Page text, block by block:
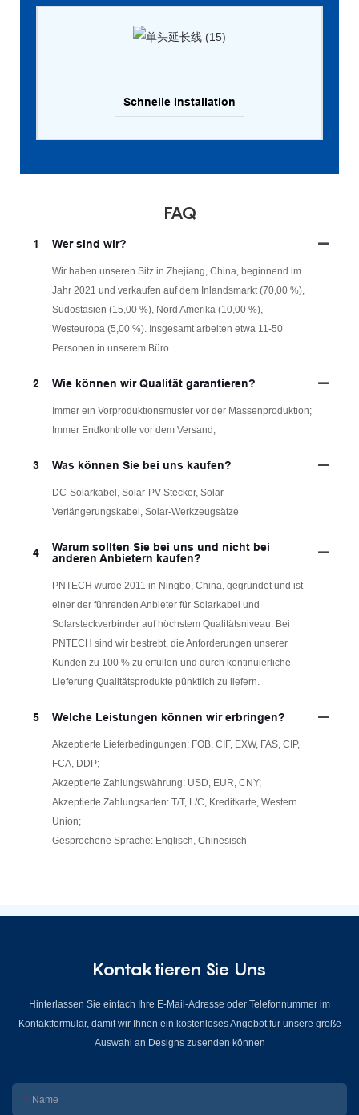
Schnelle Installation
FAQ
1 Wer sind wir?
Wir haben unseren Sitz in Zhejiang, China, beginnend im
Jahr 2021 und verkaufen auf dem Inlandsmarkt (70,00 %),
Südostasien (15,00 %), Nord Amerika (10,00 %),
Westeuropa (5,00 %). Insgesamt arbeiten etwa 11-50
Personen in unserem Büro.
2 Wie können wir Qualität garantieren?
Immer ein Vorproduktionsmuster vor der Massenproduktion;
Immer Endkontrolle vor dem Versand;
3 Was können Sie bei uns kaufen?
DC-Solarkabel, Solar-PV-Stecker, Solar-
Verlängerungskabel, Solar-Werkzeugsätze
4
Warum sollten Sie bei uns und nicht bei
anderen Anbietern kaufen?
PNTECH wurde 2011 in Ningbo, China, gegründet und ist
einer der führenden Anbieter für Solarkabel und
Solarsteckverbinder auf höchstem Qualitätsniveau. Bei
PNTECH sind wir bestrebt, die Anforderungen unserer
Kunden zu 100 % zu erfüllen und durch kontinuierliche
Lieferung Qualitätsprodukte pünktlich zu liefern.
5 Welche Leistungen können wir erbringen?
Akzeptierte Lieferbedingungen: FOB, CIF, EXW, FAS, CIP,
FCA, DDP;
Akzeptierte Zahlungswährung: USD, EUR, CNY;
Akzeptierte Zahlungsarten: T/T, L/C, Kreditkarte, Western
Union;
Gesprochene Sprache: Englisch, Chinesisch
Kontaktieren Sie Uns
Hinterlassen Sie einfach Ihre E-Mail-Adresse oder Telefonnummer im
Kontaktformular, damit wir Ihnen ein kostenloses Angebot für unsere große
Auswahl an Designs zusenden können
Name